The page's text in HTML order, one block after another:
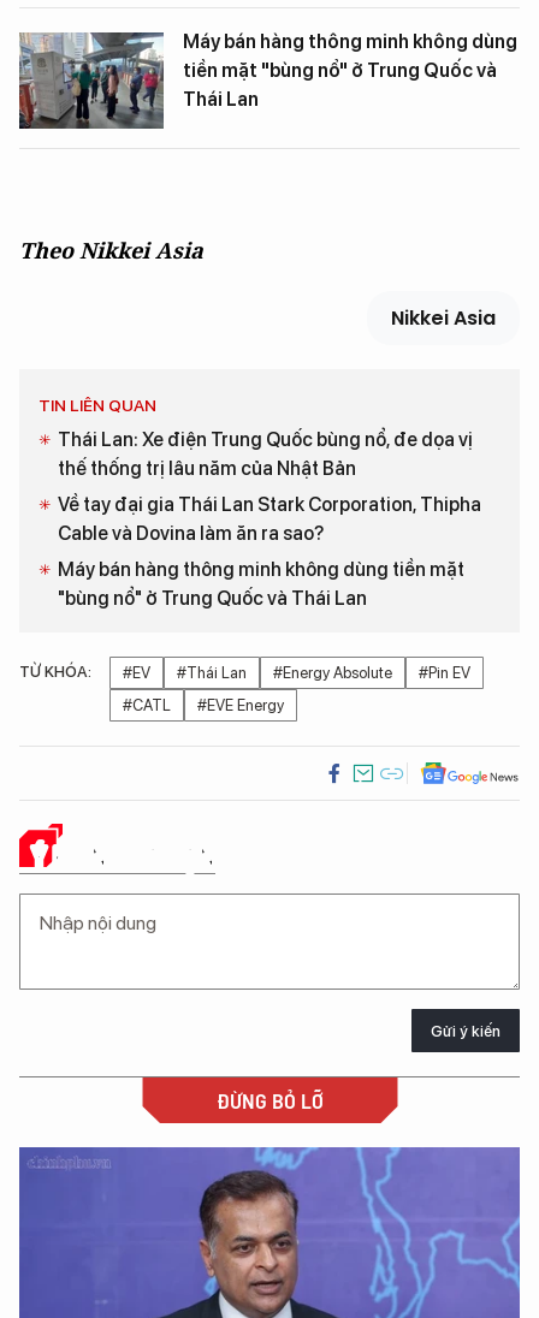
Máy bán hàng thông minh không dùng
tiền mặt "bùng nổ" ở Trung Quốc và
Thái Lan
Theo Nikkei Asia
Nikkei Asia
TIN LIÊN QUAN
Thái Lan: Xe điện Trung Quốc bùng nổ, đe dọa vị
thế thống trị lâu năm của Nhật Bản
Về tay đại gia Thái Lan Stark Corporation, Thipha
Cable và Dovina làm ăn ra sao?
Máy bán hàng thông minh không dùng tiền mặt
"bùng nổ" ở Trung Quốc và Thái Lan
TỪ KHÓA: #EV #Thái Lan #Energy Absolute
#Pin EV
#CATL
#EVE Energy
Ý KIẾN CỦA BẠN
Gửi ý kiến
ĐỪNG BỎ LỠ